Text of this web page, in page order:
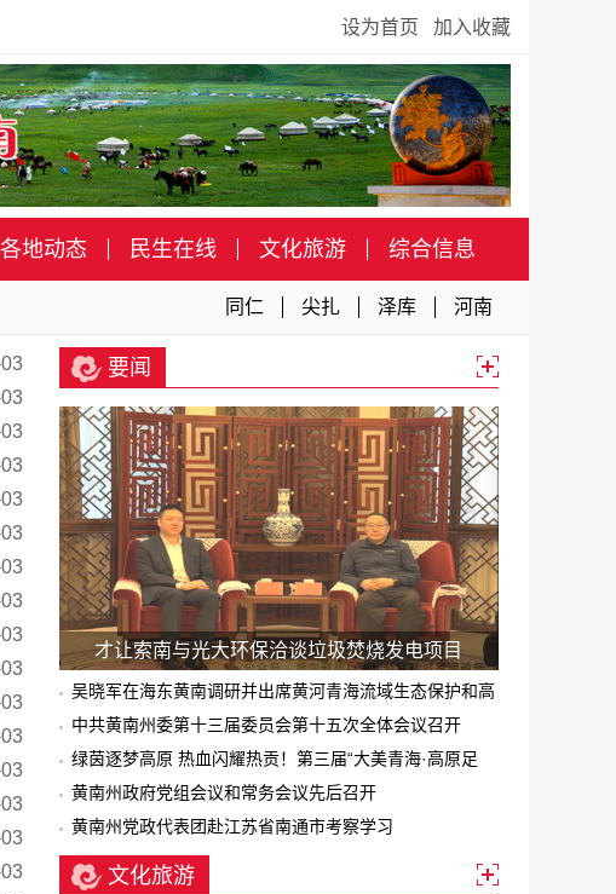
设为首页 加入收藏
各地动态 民生在线 文化旅游 综合信息
同仁 尖扎 泽库 河南
要闻
才让索南与光大环保洽谈垃圾焚烧发电项目
吴晓军在海东黄南调研并出席黄河青海流域生态保护和高
质量发展专题会
中共黄南州委第十三届委员会第十五次全体会议召开
绿茵逐梦高原 热血闪耀热贡！第三届“大美青海·高原足
球”超级联赛黄南赛区正式启幕
黄南州政府党组会议和常务会议先后召开
黄南州党政代表团赴江苏省南通市考察学习
文化旅游